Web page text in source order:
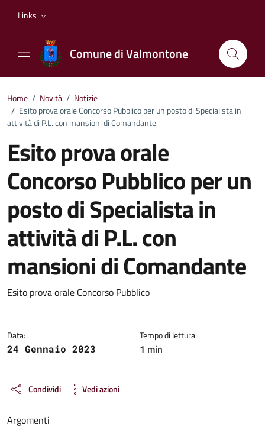
Links
Comune di Valmontone
Home / Novità / Notizie
/ Esito prova orale Concorso Pubblico per un posto di Specialista in
attività di P.L. con mansioni di Comandante
Esito prova orale
Concorso Pubblico per un
posto di Specialista in
attività di P.L. con
mansioni di Comandante
Dettagli della notizia
Esito prova orale Concorso Pubblico
Data:
24 Gennaio 2023
Tempo di lettura:
1 min
Condividi Vedi azioni
Argomenti